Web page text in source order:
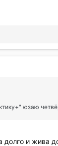
юзаю
и жива